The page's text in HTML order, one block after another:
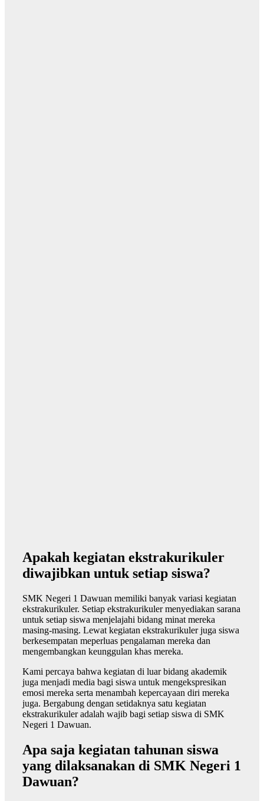
Apakah kegiatan ekstrakurikuler
diwajibkan untuk setiap siswa?
SMK Negeri 1 Dawuan memiliki banyak variasi kegiatan
ekstrakurikuler. Setiap ekstrakurikuler menyediakan sarana
untuk setiap siswa menjelajahi bidang minat mereka
masing-masing. Lewat kegiatan ekstrakurikuler juga siswa
berkesempatan meperluas pengalaman mereka dan
mengembangkan keunggulan khas mereka.
Kami percaya bahwa kegiatan di luar bidang akademik
juga menjadi media bagi siswa untuk mengekspresikan
emosi mereka serta menambah kepercayaan diri mereka
juga. Bergabung dengan setidaknya satu kegiatan
ekstrakurikuler adalah wajib bagi setiap siswa di SMK
Negeri 1 Dawuan.
Apa saja kegiatan tahunan siswa
yang dilaksanakan di SMK Negeri 1
Dawuan?